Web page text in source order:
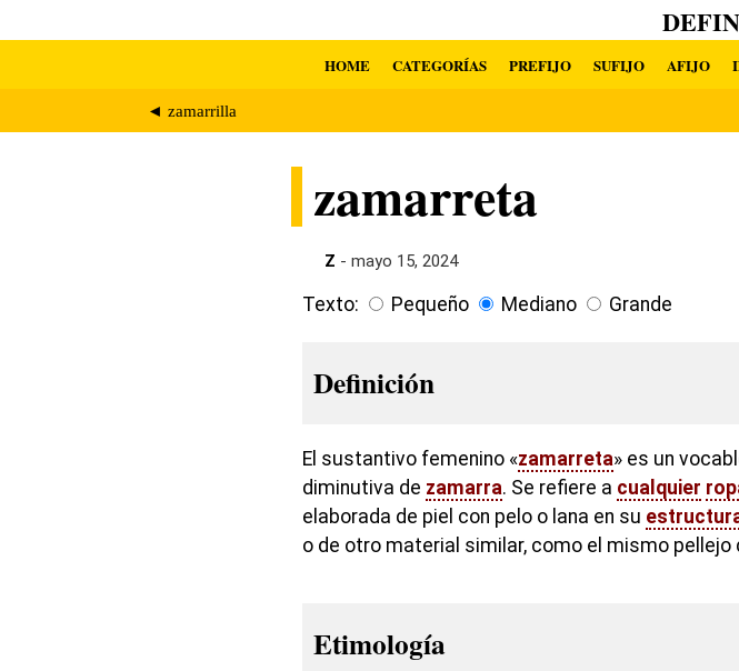
HOME CATEGORÍAS PREFIJO SUFIJO AFIJO
◄ zamarrilla
zamarreta
Z - mayo 15, 2024
Texto: Pequeño Mediano Grande
Definición
El sustantivo femenino «zamarreta» es un
diminutiva de zamarra. Se refiere a cualquier
elaborada de piel con pelo o lana en su
o de otro material similar, como el mismo pellejo
Etimología